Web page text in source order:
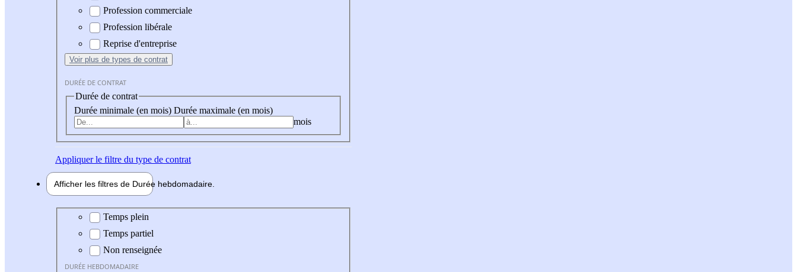
Profession commerciale
Profession libérale
Reprise d'entreprise
Voir plus de types de contrat
DURÉE DE CONTRAT
Durée de contrat
Durée minimale (en mois) Durée maximale (en mois)
mois
Appliquerle filtre du type de contrat
Afficher les filtres de Durée hebdomadaire
Durée hebdomadaire
Temps plein
Temps partiel
Non renseignée
DURÉE HEBDOMADAIRE